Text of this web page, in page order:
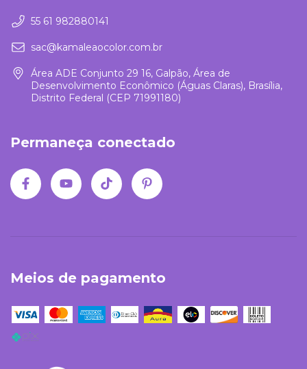
55 61 982880141
sac@kamaleaocolor.com.br
Área ADE Conjunto 29 16, Galpão, Área de
Desenvolvimento Econômico (Águas Claras), Brasília,
Distrito Federal (CEP 71991180)
Permaneça conectado
Meios de pagamento